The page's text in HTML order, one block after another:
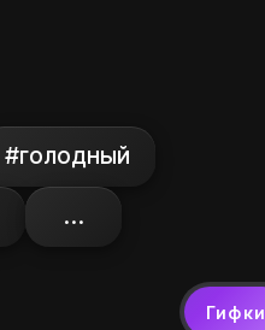
#голодный
...
Гифки